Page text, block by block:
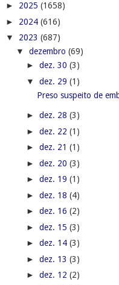
► 2025 (1658)
► 2024 (616)
▼ 2023 (687)
▼ dezembro (69)
► dez. 30 (3)
▼ dez. 29 (1)
Preso suspeito de
► dez. 28 (3)
► dez. 22 (1)
► dez. 21 (1)
► dez. 20 (3)
► dez. 19 (1)
► dez. 18 (4)
► dez. 16 (2)
► dez. 15 (3)
► dez. 14 (3)
► dez. 13 (3)
► dez. 12 (2)